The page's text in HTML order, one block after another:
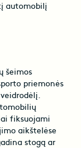
automobilį
šeimos
priemonės
fiksuojami
aikštelėse
stogą ar